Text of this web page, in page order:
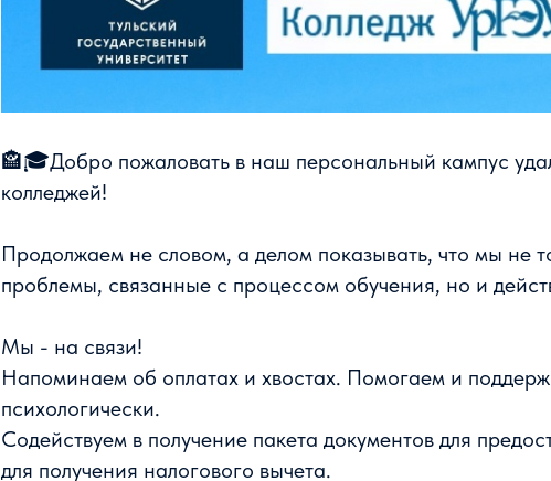
🏤🎓Добро пожаловать в наш персональный кампус
колледжей!
Продолжаем не словом, а делом показывать, что мы не
проблемы, связанные с процессом обучения, но и
Мы - на связи!
Напоминаем об оплатах и хвостах. Помогаем и
психологически.
Содействуем в получение пакета документов для
для получения налогового вычета.